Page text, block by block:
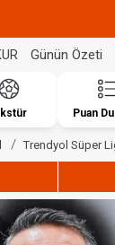
Günün Özeti
Puan
Trendyol Süper